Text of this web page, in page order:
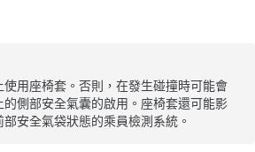
使用座椅套。否則，在發生碰撞時可能會
的側部安全氣囊的啟用。座椅套還可能影
安全氣袋狀態的乘員檢測系統。